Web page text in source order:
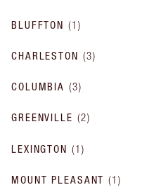
BLUFFTON (1 )
CHARLESTON (3)
COLUMBIA (3)
GREENVILLE (2)
LEXINGTON (1 )
MOUNT PLEASANT (1)